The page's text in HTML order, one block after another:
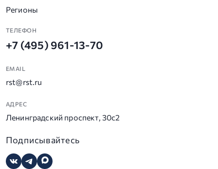
Регионы
ТЕЛЕФОН
+7 (495) 961-13-70
EMAIL
rst@rst.ru
АДРЕС
Ленинградский проспект, 30с2
Подписывайтесь